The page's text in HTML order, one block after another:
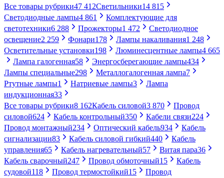
Все товары рубрики47 412Светильники14 815
Светодиодные лампы4 861
Комплектующие для
светотехники6 288 Прожекторы1 472
Светодиодное
освещение2 259 Фонари178 Лампы накаливания1 248
Осветительные установки198 Люминесцентные лампы4 665
Лампа галогенная58 Энергосберегающие лампы434
Лампы специальные298 Металлогалогенная лампа7
Ртутные лампы1 Натриевые лампы3
Лампа
индукционная33
Все товары рубрики8 162Кабель силовой3 870
Провод
силовой624 Кабель контрольный350 Кабели связи224
Провод монтажный234 Оптический кабель934
Кабель
сигнализации83 Кабель силовой гибкий440
Кабель
управления65 Кабель нагревательный57 Витая пара36
Кабель сварочный247 Провод обмоточный15
Кабель
судовой118 Провод термостойкий15
Провод